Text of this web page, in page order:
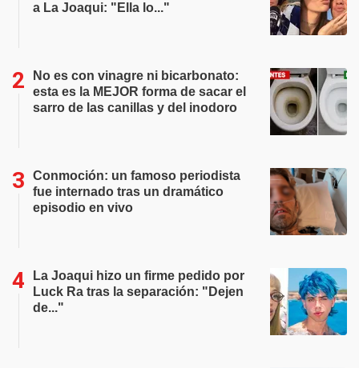
a La Joaqui: "Ella lo..."
No es con vinagre ni bicarbonato:
esta es la MEJOR forma de sacar el
sarro de las canillas y del inodoro
Conmoción: un famoso periodista
fue internado tras un dramático
episodio en vivo
La Joaqui hizo un firme pedido por
Luck Ra tras la separación: "Dejen
de..."